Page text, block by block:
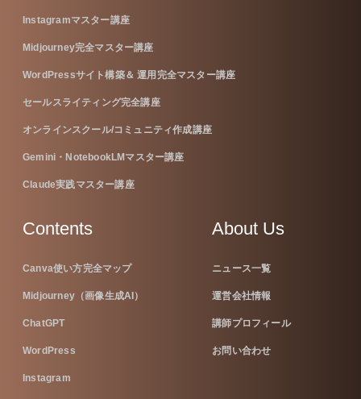
Instagramマスター講座
Midjourney完全マスター講座
WordPressサイト構築＆ 運用完全マスター講座
セールスライティング完全講座
オンラインスクール/コミュニティ作成講座
Gemini・NotebookLMマスター講座
Claude実践マスター講座
Contents
Canva使い方完全マップ
Midjourney（画像生成AI）
ChatGPT
WordPress
Instagram
About Us
ニュース一覧
運営会社情報
講師プロフィール
お問い合わせ